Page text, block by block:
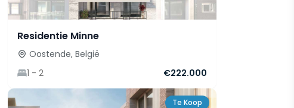
Residentie Minne
Oostende, België
1 - 2
€222.000
Te Koop